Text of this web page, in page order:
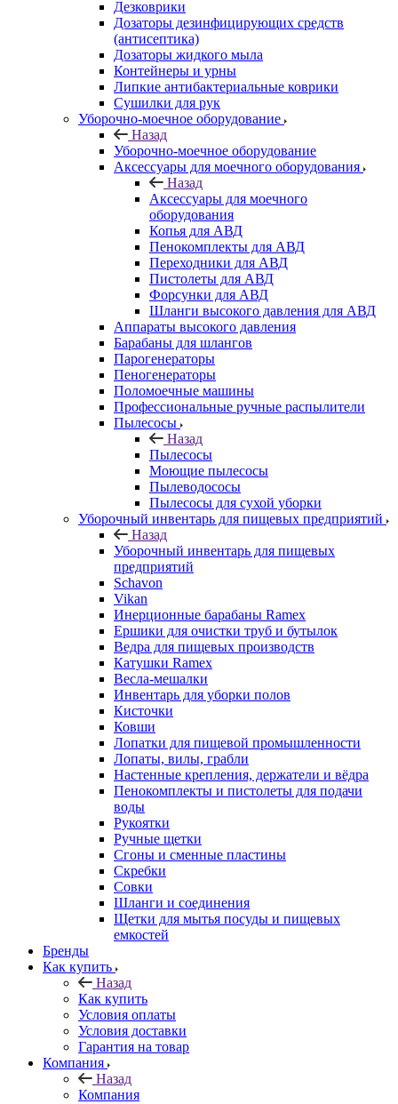
Дезковрики
Дозаторы дезинфицирующих средств
(антисептика)
Дозаторы жидкого мыла
Контейнеры и урны
Липкие антибактериальные коврики
Сушилки для рук
Уборочно-моечное оборудование
Назад
Уборочно-моечное оборудование
Аксессуары для моечного оборудования
Назад
Аксессуары для моечного
оборудования
Копья для АВД
Пенокомплекты для АВД
Переходники для АВД
Пистолеты для АВД
Форсунки для АВД
Шланги высокого давления для АВД
Аппараты высокого давления
Барабаны для шлангов
Парогенераторы
Пеногенераторы
Поломоечные машины
Профессиональные ручные распылители
Пылесосы
Назад
Пылесосы
Моющие пылесосы
Пылеводососы
Пылесосы для сухой уборки
Уборочный инвентарь для пищевых предприятий
Назад
Уборочный инвентарь для пищевых
предприятий
Schavon
Vikan
Инерционные барабаны Ramex
Ершики для очистки труб и бутылок
Ведра для пищевых производств
Катушки Ramex
Весла-мешалки
Инвентарь для уборки полов
Кисточки
Ковши
Лопатки для пищевой промышленности
Лопаты, вилы, грабли
Настенные крепления, держатели и вёдра
Пенокомплекты и пистолеты для подачи
воды
Рукоятки
Ручные щетки
Сгоны и сменные пластины
Скребки
Совки
Шланги и соединения
Щетки для мытья посуды и пищевых
емкостей
Бренды
Как купить
Назад
Как купить
Условия оплаты
Условия доставки
Гарантия на товар
Компания
Назад
Компания